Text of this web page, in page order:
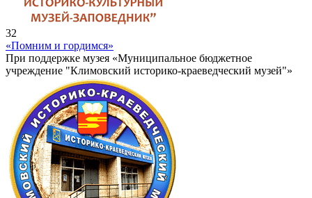
32
«Помним и гордимся»
При поддержке музея «Муниципальное бюджетное
учреждение "Климовский историко-краеведческий музей"»